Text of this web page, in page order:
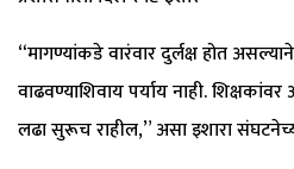
“मागण्यांकडे वारंवार दुर्लक्ष होत
वाढवण्याशिवाय पर्याय नाही.
लढा सुरूच राहील,” असा इशारा